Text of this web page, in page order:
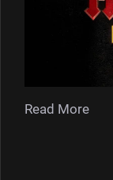
Read More